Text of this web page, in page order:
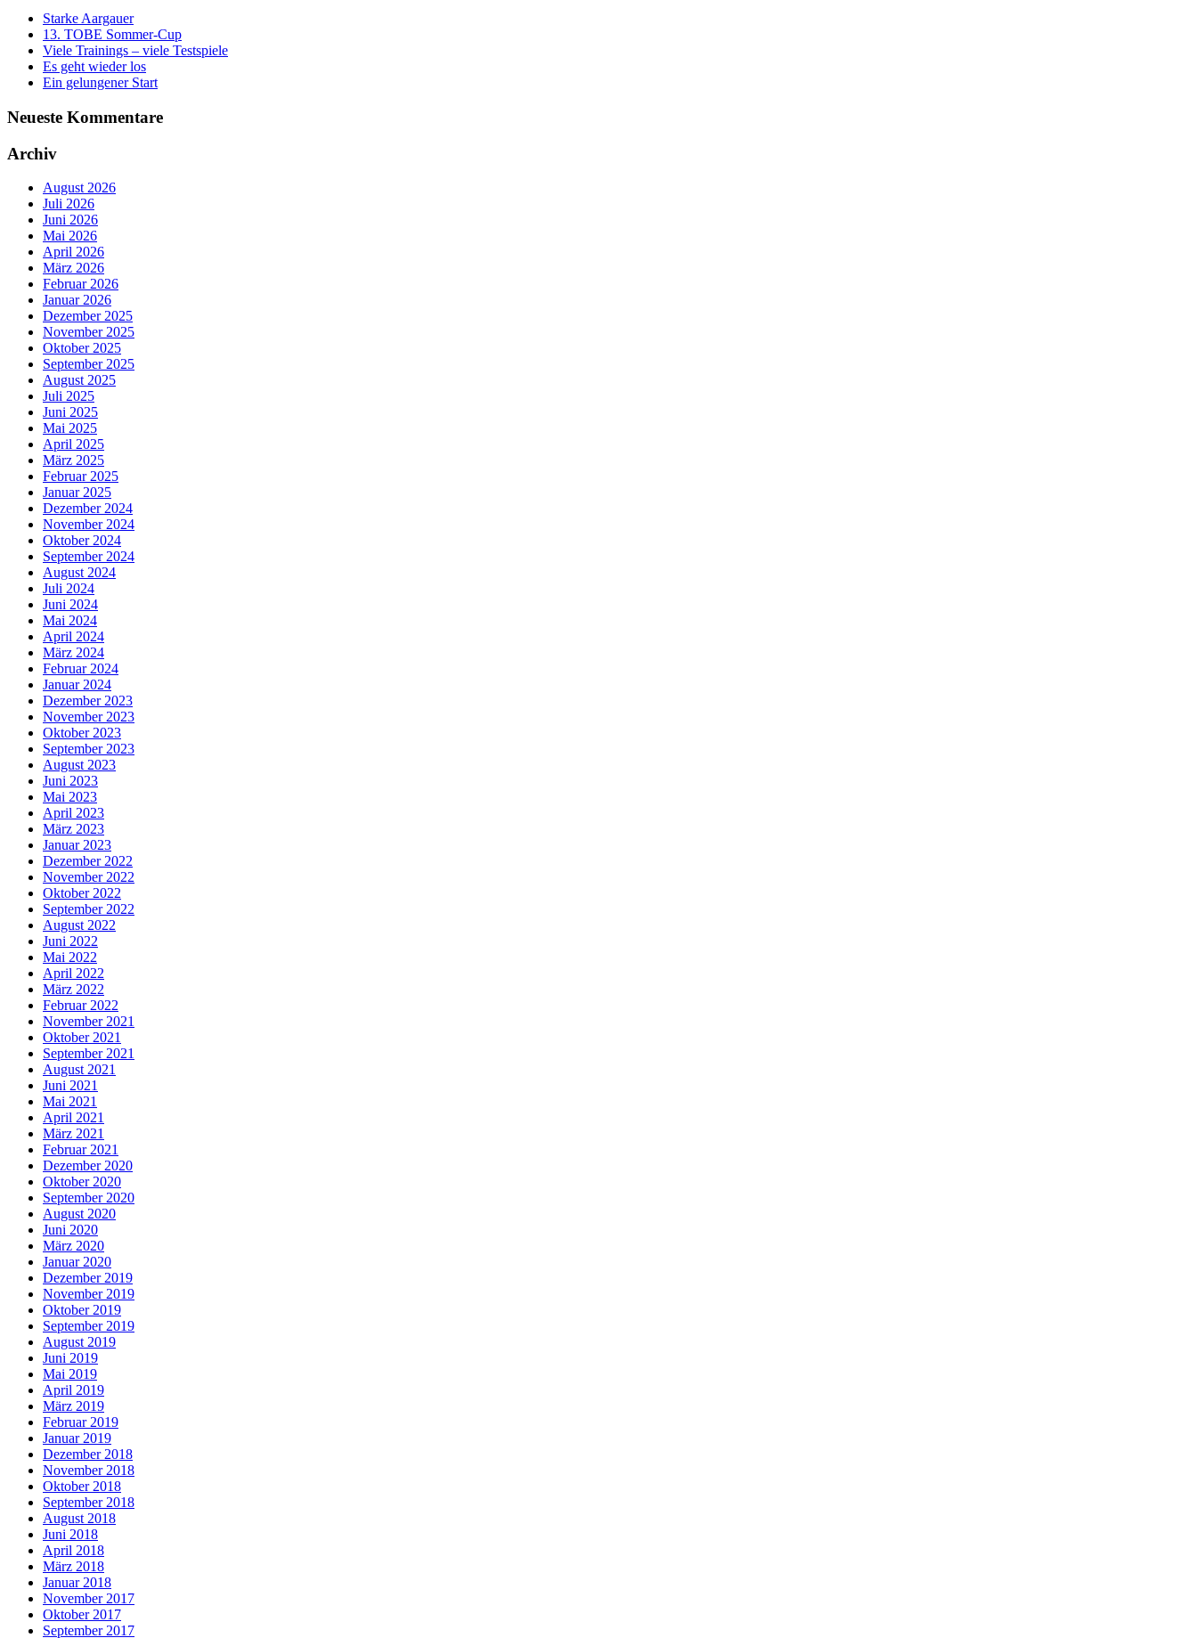
Starke Aargauer
13. TOBE Sommer-Cup
Viele Trainings – viele Testspiele
Es geht wieder los
Ein gelungener Start
Neueste Kommentare
Archiv
August 2026
Juli 2026
Juni 2026
Mai 2026
April 2026
März 2026
Februar 2026
Januar 2026
Dezember 2025
November 2025
Oktober 2025
September 2025
August 2025
Juli 2025
Juni 2025
Mai 2025
April 2025
März 2025
Februar 2025
Januar 2025
Dezember 2024
November 2024
Oktober 2024
September 2024
August 2024
Juli 2024
Juni 2024
Mai 2024
April 2024
März 2024
Februar 2024
Januar 2024
Dezember 2023
November 2023
Oktober 2023
September 2023
August 2023
Juni 2023
Mai 2023
April 2023
März 2023
Januar 2023
Dezember 2022
November 2022
Oktober 2022
September 2022
August 2022
Juni 2022
Mai 2022
April 2022
März 2022
Februar 2022
November 2021
Oktober 2021
September 2021
August 2021
Juni 2021
Mai 2021
April 2021
März 2021
Februar 2021
Dezember 2020
Oktober 2020
September 2020
August 2020
Juni 2020
März 2020
Januar 2020
Dezember 2019
November 2019
Oktober 2019
September 2019
August 2019
Juni 2019
Mai 2019
April 2019
März 2019
Februar 2019
Januar 2019
Dezember 2018
November 2018
Oktober 2018
September 2018
August 2018
Juni 2018
April 2018
März 2018
Januar 2018
November 2017
Oktober 2017
September 2017